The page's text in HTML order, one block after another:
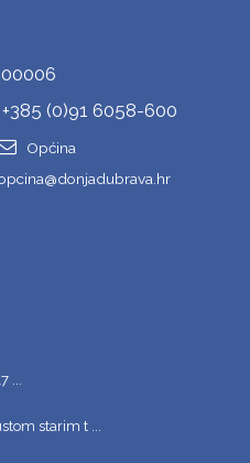
+385 (0)91 6058-600
Općina
...
starim t ...